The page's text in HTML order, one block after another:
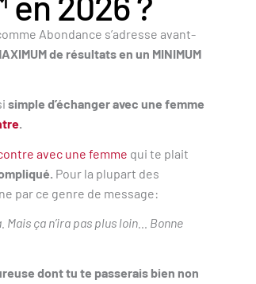
Abondance s’adresse avant-
de résultats en un MINIMUM
simple d’échanger avec une femme
avec une femme qui te plait
Pour la plupart des
par ce genre de message:
Mais ça n’ira pas plus loin… Bonne
dont tu te passerais bien non